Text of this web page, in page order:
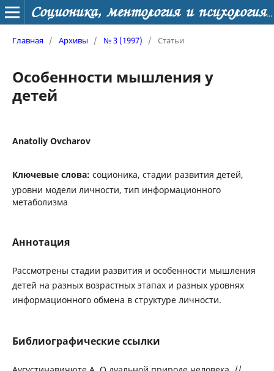
Соционика, ментология и психология личности
Главная / Архивы / № 3 (1997) / Статьи
Особенности мышления у
детей
Anatoliy Ovcharov
Ключевые слова: соционика, стадии развития детей,
уровни модели личности, тип информационного
метаболизма
Аннотация
Рассмотрены стадии развития и особенности мышления
детей на разных возрастных этапах и разных уровнях
информационного обмена в структуре личности.
Библиографические ссылки